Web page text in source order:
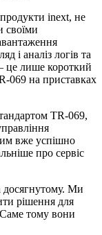
inext, не
своїми
і аналіз логів та
це лише короткий
069 на приставках
TR-069,
вже успішно
про сервіс
досягнутому. Ми
рішення для
тому вони